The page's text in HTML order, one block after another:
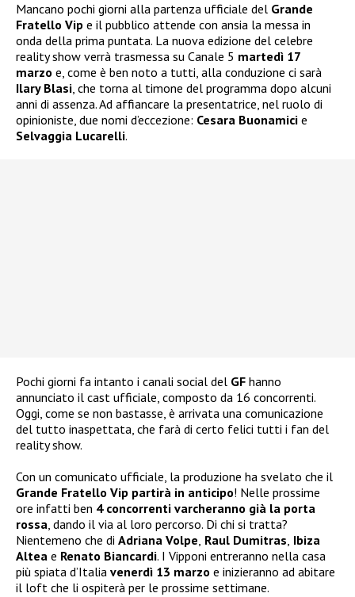
Mancano pochi giorni alla partenza ufficiale del Grande
Fratello Vip e il pubblico attende con ansia la messa in
onda della prima puntata. La nuova edizione del celebre
reality show verrà trasmessa su Canale 5 martedì 17
marzo e, come è ben noto a tutti, alla conduzione ci sarà
Ilary Blasi, che torna al timone del programma dopo alcuni
anni di assenza. Ad affiancare la presentatrice, nel ruolo di
opinioniste, due nomi d’eccezione: Cesara Buonamici e
Selvaggia Lucarelli.
Pochi giorni fa intanto i canali social del GF hanno
annunciato il cast ufficiale, composto da 16 concorrenti.
Oggi, come se non bastasse, è arrivata una comunicazione
del tutto inaspettata, che farà di certo felici tutti i fan del
reality show.
Con un comunicato ufficiale, la produzione ha svelato che il
Grande Fratello Vip partirà in anticipo! Nelle prossime
ore infatti ben 4 concorrenti varcheranno già la porta
rossa, dando il via al loro percorso. Di chi si tratta?
Nientemeno che di Adriana Volpe, Raul Dumitras, Ibiza
Altea e Renato Biancardi. I Vipponi entreranno nella casa
più spiata d’Italia venerdì 13 marzo e inizieranno ad abitare
il loft che li ospiterà per le prossime settimane.